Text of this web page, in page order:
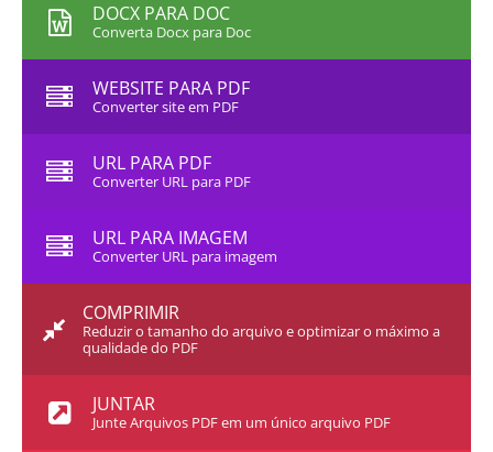
DOCX PARA DOC
Converta Docx para Doc
WEBSITE PARA PDF
Converter site em PDF
URL PARA PDF
Converter URL para PDF
URL PARA IMAGEM
Converter URL para imagem
COMPRIMIR
Reduzir o tamanho do arquivo e optimizar o máximo a
qualidade do PDF
JUNTAR
Junte Arquivos PDF em um único arquivo PDF